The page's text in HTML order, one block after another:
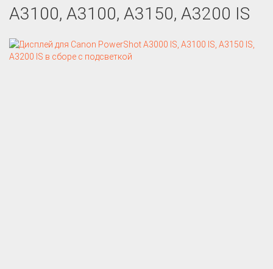
A3100, A3100, A3150, A3200 IS